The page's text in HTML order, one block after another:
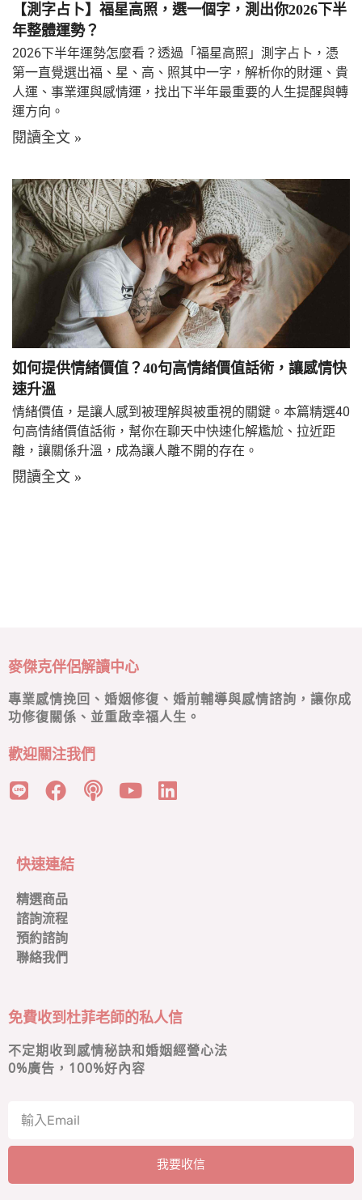
【測字占卜】福星高照，選一個字，測出你2026下半
年整體運勢？
2026下半年運勢怎麼看？透過「福星高照」測字占卜，憑
第一直覺選出福、星、高、照其中一字，解析你的財運、貴
人運、事業運與感情運，找出下半年最重要的人生提醒與轉
運方向。
閱讀全文 »
如何提供情緒價值？40句高情緒價值話術，讓感情快
速升溫
情緒價值，是讓人感到被理解與被重視的關鍵。本篇精選40
句高情緒價值話術，幫你在聊天中快速化解尷尬、拉近距
離，讓關係升溫，成為讓人離不開的存在。
閱讀全文 »
麥傑克伴侶解讀中心
專業感情挽回、婚姻修復、婚前輔導與感情諮詢，讓你成
功修復關係、並重啟幸福人生。
歡迎關注我們
快速連結
精選商品
諮詢流程
預約諮詢
聯絡我們
免費收到杜菲老師的私人信
不定期收到感情秘訣和婚姻經營心法
0%廣告，100%好內容
我要收信